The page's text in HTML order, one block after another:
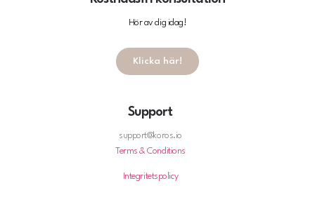
Hör av dig idag!
Klicka här!
Support
support@koros.io
Terms & Conditions
Integritetspolicy